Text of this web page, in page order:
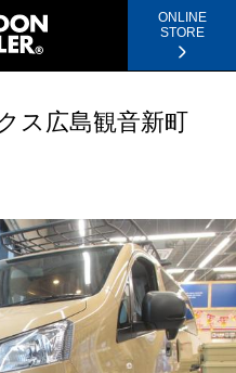
ONLINE
STORE
ス広島観音新町